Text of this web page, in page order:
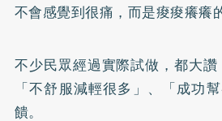
不會感覺到很痛，而是痠痠癢癢的
不少民眾經過實際試做，都大讚
「不舒服減輕很多」、「成功
饋。